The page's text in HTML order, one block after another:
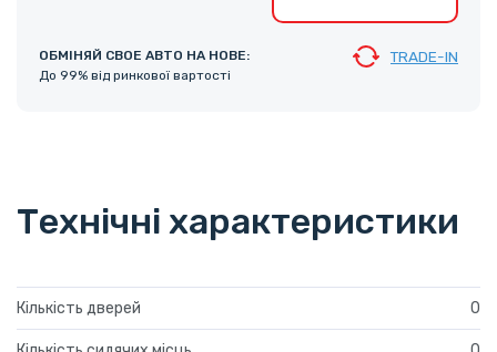
ОБМІНЯЙ СВОЕ АВТО НА НОВЕ:
До 99% від ринкової вартості
TRADE-IN
Технічні характеристики
Кількість дверей 0